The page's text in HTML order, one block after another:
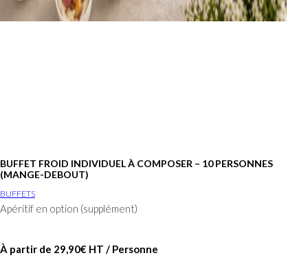
BUFFET FROID INDIVIDUEL À COMPOSER – 10 PERSONNES
(MANGE-DEBOUT)
BUFFETS
Apéritif en option (supplément)
À partir de 29,90€ HT / Personne